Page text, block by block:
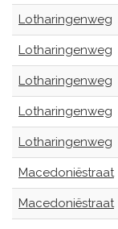
Lotharingenweg
Lotharingenweg
Lotharingenweg
Lotharingenweg
Lotharingenweg
Macedoniëstraat
Macedoniëstraat